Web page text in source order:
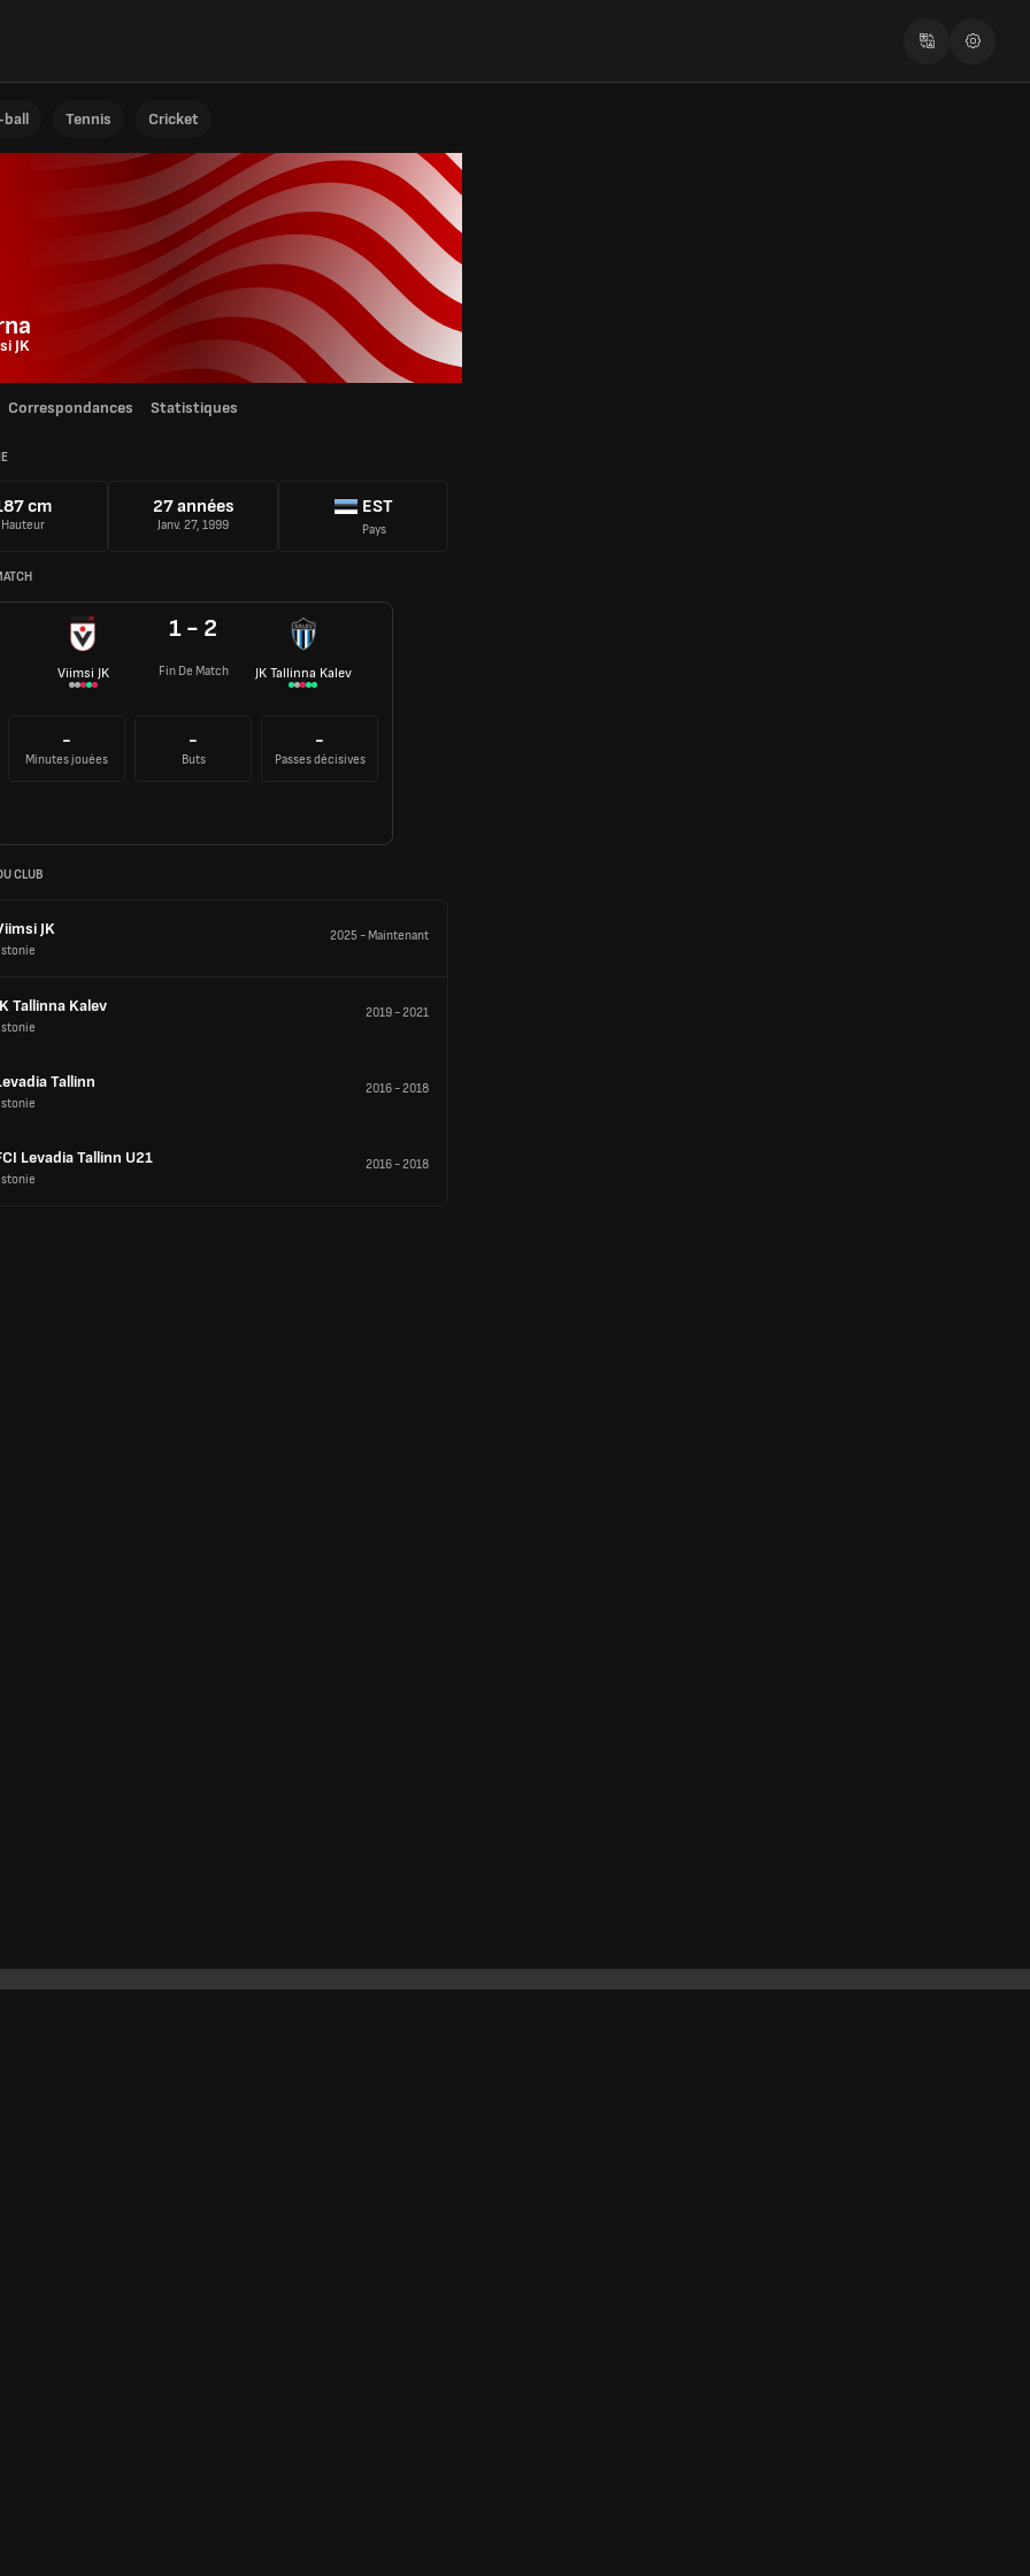
ball Tennis Cricket
JK
Correspondances Statistiques
cm
Hauteur
27 années
Janv. 27, 1999
EST
Pays
Viimsi JK
1 - 2
Fin De Match JK Tallinna Kalev
-
Minutes jouées
-
Buts
-
Passes décisives
CLUB
JK 2025 - Maintenant
Tallinna Kalev 2019-2021
Tallinn 2016-2018
Levadia Tallinn U21 2016-2018